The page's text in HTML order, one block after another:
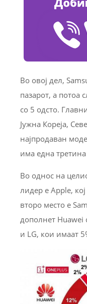
Во овој дел,
пазарот, а потоа
со 5 одсто.
Јужна Кореја,
најпродаван
има една
Во однос на
лидер е Apple,
второ место е
дополнет Huawei
и LG, кои имаат